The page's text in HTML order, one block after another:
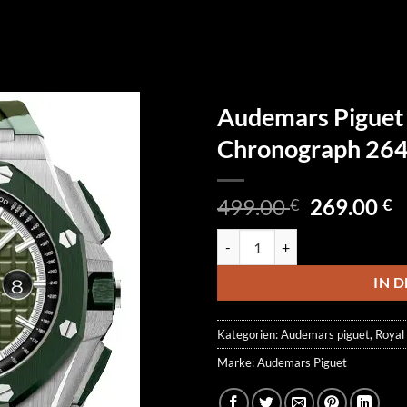
Audemars
Chronograph
499.00€
499.00 €
269.00€
IN
Kategorien:Audemars piguet,
Marke:Audemars Piguet